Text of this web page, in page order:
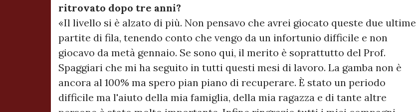
ritrovato dopo tre anni?
«Il livello si è alzato di più. Non pensavo che avrei giocato queste due ultime
partite di fila, tenendo conto che vengo da un infortunio difficile e non
giocavo da metà gennaio. Se sono qui, il merito è soprattutto del Prof.
Spaggiari che mi ha seguito in tutti questi mesi di lavoro. La gamba non è
ancora al 100% ma spero pian piano di recuperare. È stato un periodo
difficile ma l'aiuto della mia famiglia, della mia ragazza e di tante altre